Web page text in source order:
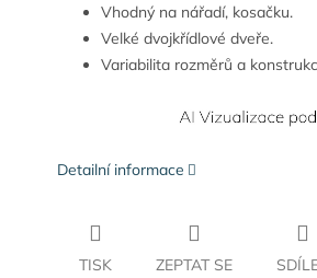
Vhodný na nářadí, kosačku.
Velké dvojkřídlové dveře.
Variabilita rozměrů a
Detailní informace
TISK ZEPTAT SE